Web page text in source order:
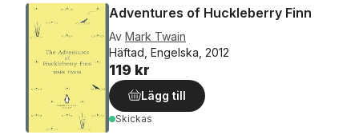
Adventures of Huckleberry Finn
Av Mark Twain
Häftad, Engelska, 2012
119 kr
Lägg till
Skickas